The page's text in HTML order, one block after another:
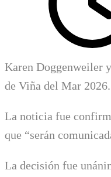
Karen Doggenweiler
de Viña del Mar 2026.
La noticia fue
que “serán
La decisión fue